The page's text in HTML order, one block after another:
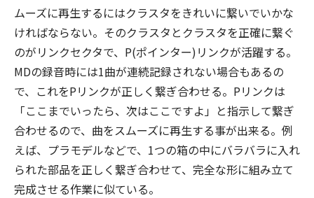
ムーズに再生するにはクラスタをきれいに繋いでいかな
ければならない。そのクラスタとクラスタを正確に繋ぐ
のがリンクセクタで、P(ポインター)リンクが活躍する。
MDの録音時には1曲が連続記録されない場合もあるの
で、これをPリンクが正しく繋ぎ合わせる。Pリンクは
「ここまでいったら、次はここですよ」と指示して繋ぎ
合わせるので、曲をスムーズに再生する事が出来る。例
えば、プラモデルなどで、1つの箱の中にバラバラに入れ
られた部品を正しく繋ぎ合わせて、完全な形に組み立て
完成させる作業に似ている。